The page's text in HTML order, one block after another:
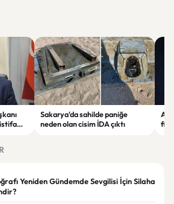
Sakarya'da sahilde paniğe
neden olan cisim İDA çıktı
Yeniden Gündemde Sevgilisi İçin Silaha